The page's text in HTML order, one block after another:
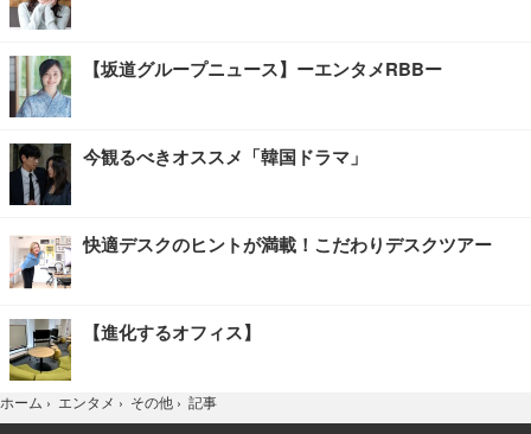
【坂道グループニュース】ーエンタメRBBー
今観るべきオススメ「韓国ドラマ」
快適デスクのヒントが満載！こだわりデスクツアー
【進化するオフィス】
ホーム › エンタメ › その他 › 記事